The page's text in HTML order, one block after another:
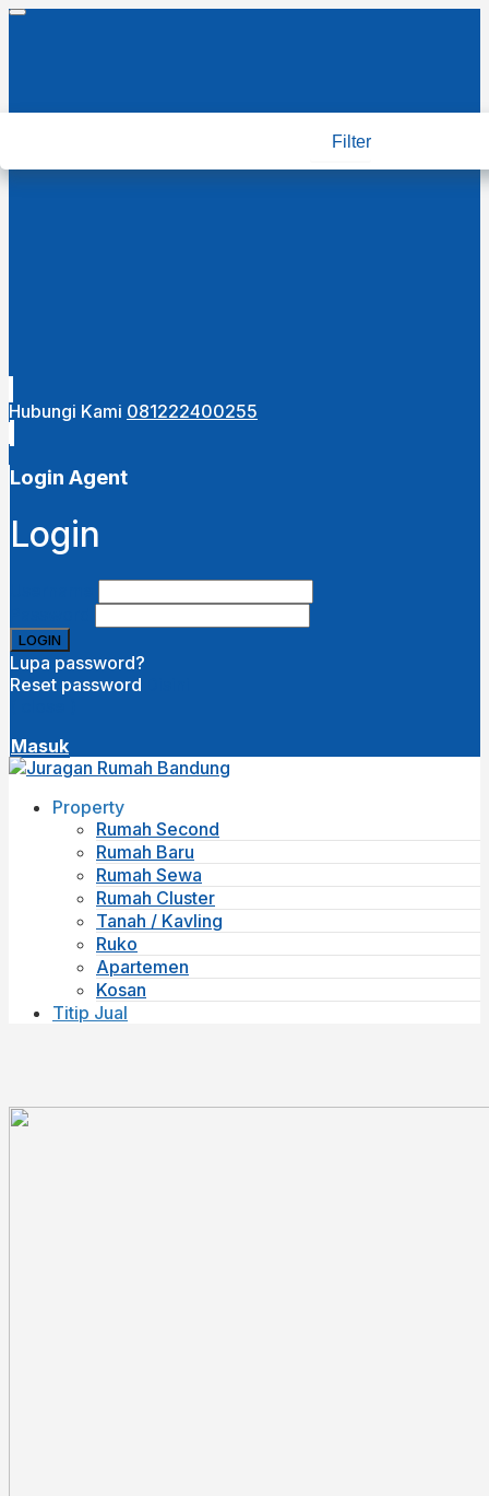
Hubungi Kami 081222400255
Login Agent
Login
Lupa password?
Reset password
Masuk
Property
Rumah Second
Rumah Baru
Rumah Sewa
Rumah Cluster
Tanah / Kavling
Ruko
Apartemen
Kosan
Titip Jual
Filter